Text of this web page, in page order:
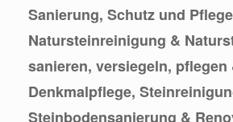
Sanierung, Schutz und
Natursteinreinigung &
sanieren, versiegeln, pflegen
Denkmalpflege,
Steinbodensanierung &